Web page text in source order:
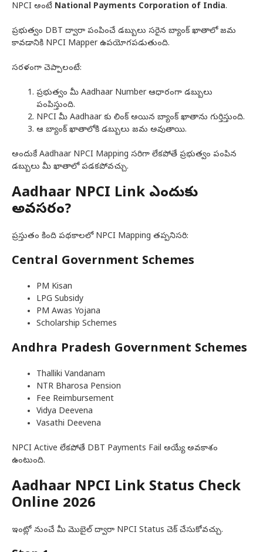
NPCI అంటే National Payments Corporation of India.
ప్రభుత్వం DBT ద్వారా పంపించే డబ్బులు సరైన బ్యాంక్ ఖాతాలో జమ
కావడానికి NPCI Mapper ఉపయోగపడుతుంది.
సరళంగా చెప్పాలంటే:
ప్రభుత్వం మీ Aadhaar Number ఆధారంగా డబ్బులు
పంపిస్తుంది.
NPCI మీ Aadhaar కు లింక్ అయిన బ్యాంక్ ఖాతాను గుర్తిస్తుంది.
ఆ బ్యాంక్ ఖాతాలోకి డబ్బులు జమ అవుతాయి.
అందుకే Aadhaar NPCI Mapping సరిగా లేకపోతే ప్రభుత్వం పంపిన
డబ్బులు మీ ఖాతాలో పడకపోవచ్చు.
Aadhaar NPCI Link ఎందుకు
అవసరం?
ప్రస్తుతం కింది పథకాలలో NPCI Mapping తప్పనిసరి:
Central Government Schemes
PM Kisan
LPG Subsidy
PM Awas Yojana
Scholarship Schemes
Andhra Pradesh Government Schemes
Thalliki Vandanam
NTR Bharosa Pension
Fee Reimbursement
Vidya Deevena
Vasathi Deevena
NPCI Active లేకపోతే DBT Payments Fail అయ్యే అవకాశం
ఉంటుంది.
Aadhaar NPCI Link Status Check
Online 2026
ఇంట్లో నుంచే మీ మొబైల్ ద్వారా NPCI Status చెక్ చేసుకోవచ్చు.